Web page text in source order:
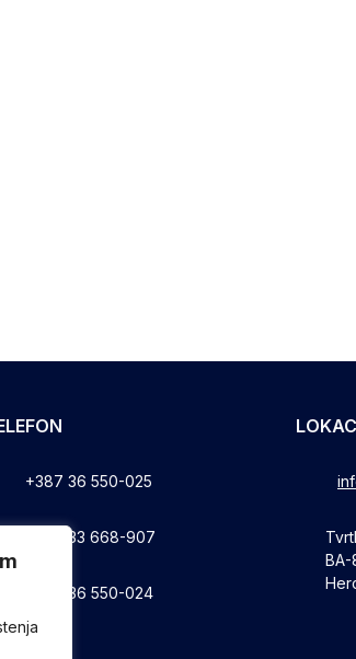
+387 36 550-025
+387 33 668-907
+387 36 550-024
BA-